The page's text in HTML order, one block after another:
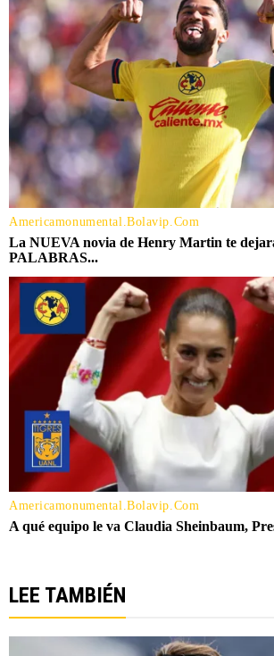
LEE TAMBIÉN